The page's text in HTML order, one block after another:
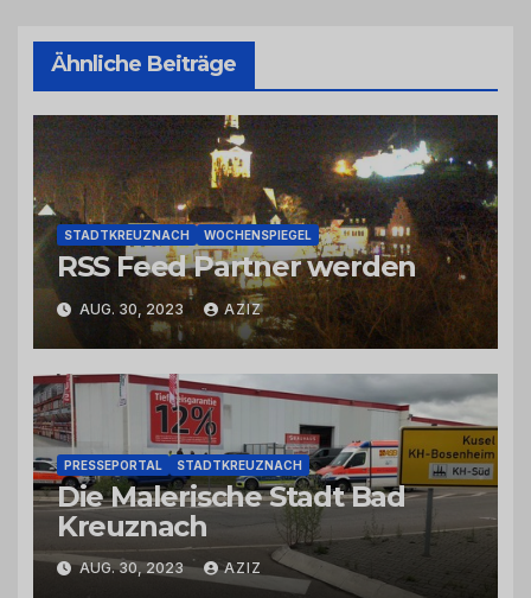
Ähnliche Beiträge
STADTKREUZNACH WOCHENSPIEGEL
RSS Feed Partner werden
AUG. 30, 2023 AZIZ
PRESSEPORTAL STADTKREUZNACH
Die Malerische Stadt Bad
Kreuznach
AUG. 30, 2023 AZIZ